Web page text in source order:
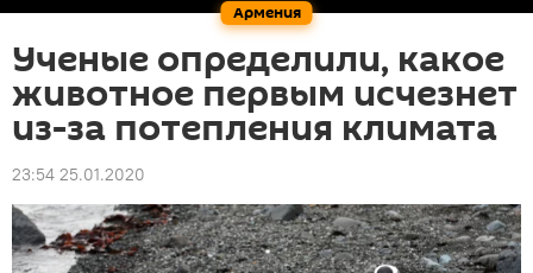
Армения
Ученые определили, какое
животное первым исчезнет
из-за потепления климата
23:54 25.01.2020